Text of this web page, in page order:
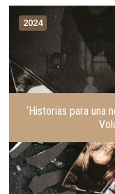
2024
‘Historias para una